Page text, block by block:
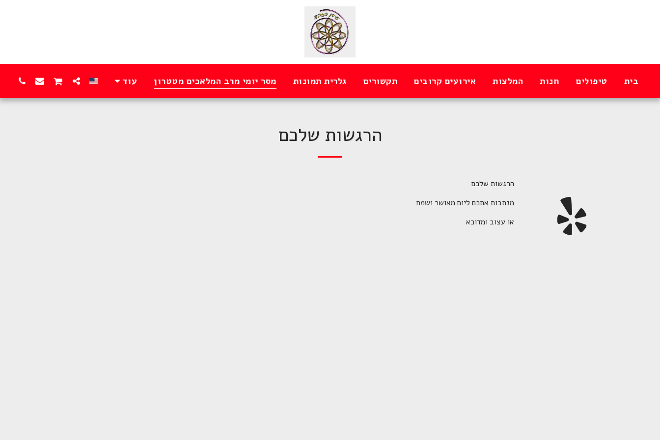
בית טיפולים חנות המלצות אירועים קרובים תקשורים גלרית תמונות מסר יומי מרב המלאכים מטטרון עוד
הרגשות שלכם
הרגשות שלכם
מנתבות אתכם ליום מאושר ושמח
או עצוב ומדוכא